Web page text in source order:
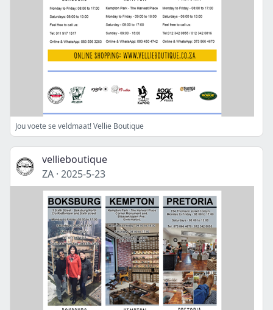
Jou voete se veldmaat! Vellie Boutique
vellieboutique
ZA · 2025-5-23